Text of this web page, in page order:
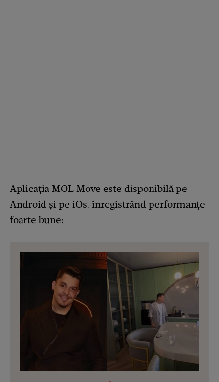
Aplicația MOL Move este disponibilă pe
Android și pe iOs, înregistrând performanțe
foarte bune: